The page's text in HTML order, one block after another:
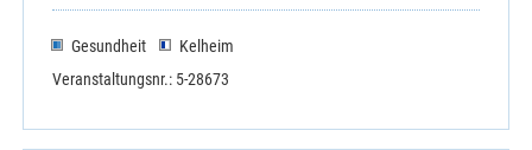
Gesundheit
Kelheim
Veranstaltungsnr.: 5-28673